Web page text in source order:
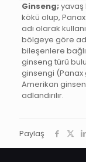
Ginseng; yavaş
kökü olup,
adı olarak
bölgeye göre
bileşenlere
ginseng türü
ginsengi (Panax
Amerikan
adlandırılır.
Paylaş